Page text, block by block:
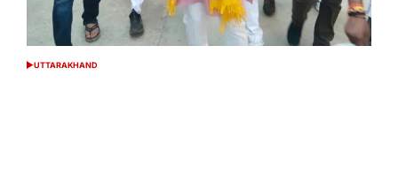
POSTED
UTTARAKHAND